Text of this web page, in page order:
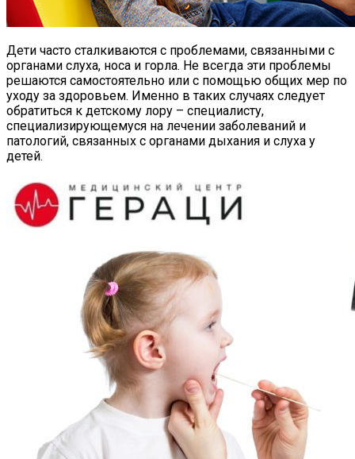
Дети часто сталкиваются с проблемами, связанными с
органами слуха, носа и горла. Не всегда эти проблемы
решаются самостоятельно или с помощью общих мер по
уходу за здоровьем. Именно в таких случаях следует
обратиться к детскому лору – специалисту,
специализирующемуся на лечении заболеваний и
патологий, связанных с органами дыхания и слуха у
детей.